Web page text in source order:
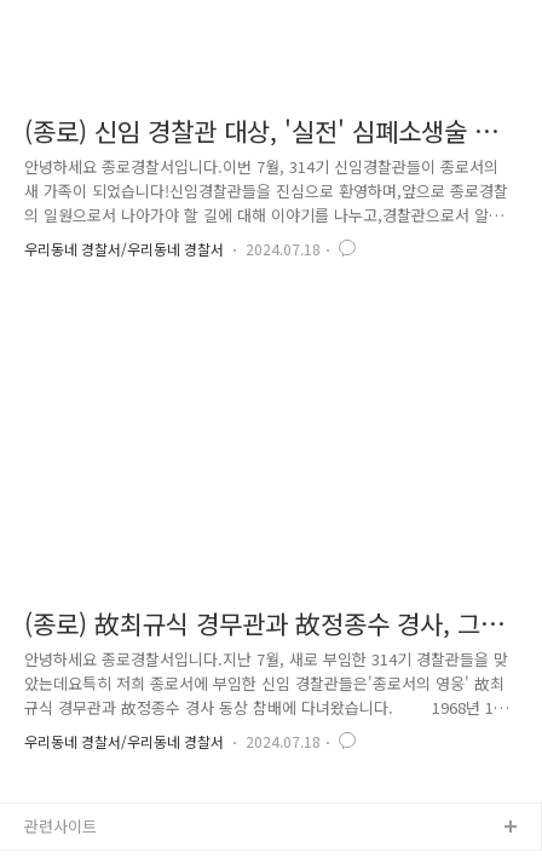
(종로) 신임 경찰관 대상, '실전' 심폐소생술 교
육 시행 !
안녕하세요 종로경찰서입니다.이번 7월, 314기 신임경찰관들이 종로서의
새 가족이 되었습니다!신임경찰관들을 진심으로 환영하며,앞으로 종로경찰
의 일원으로서 나아가야 할 길에 대해 이야기를 나누고,경찰관으로서 알아
야 할 것들에 대해 교육하는 시간을 가졌습니다. 그중에서도 종로경찰서
는 특히,신임경찰관들을 대상으로 실전과 유사한 환경에서 '심폐소생술 교
우리동네 경찰서/우리동네 경찰서 2024.07.18
(종로) 故최규식 경무관과 故정종수 경사, 그날
의 호국 선열을 기리며
안녕하세요 종로경찰서입니다.지난 7월, 새로 부임한 314기 경찰관들을 맞
았는데요특히 저희 종로서에 부임한 신임 경찰관들은'종로서의 영웅' 故최
규식 경무관과 故정종수 경사 동상 참배에 다녀왔습니다. 1968년 1월
21일 북한 무장 공비 김신조 등 31명의 청와대 기습공격에 맞서교전 중 순
직하신 故최규식 경무관과 故정종수 경사.이러한 까닭에 무장 공비의 침투
찰관들은, 그날 故최규식 경무관과 故정종수 경사가 청와대를 지키고자 어
우리동네 경찰서/우리동네 경찰서 2024.07.18
관련사이트